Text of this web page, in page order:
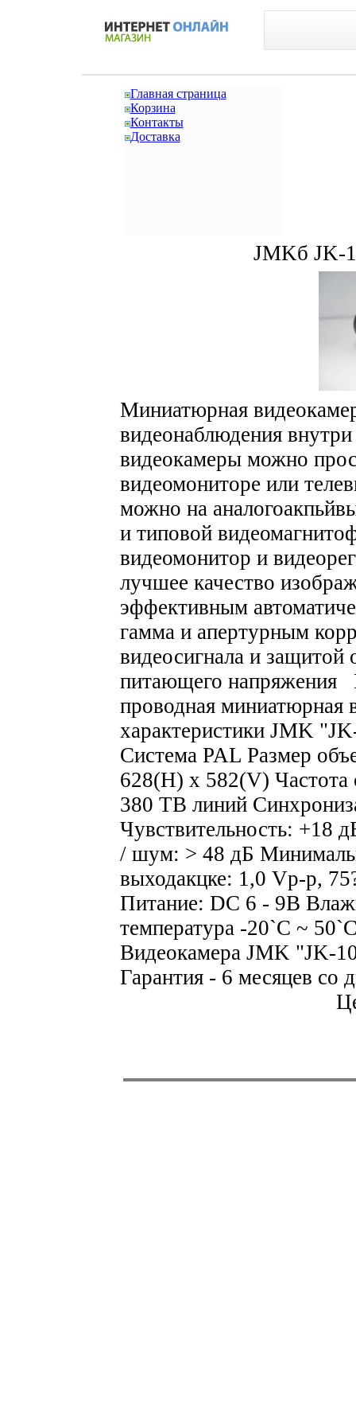
Главная страница
Корзина
Контакты
Доставка
JMKб JK-
Миниатюрная
видеонаблюдения
видеокамеры можно
видеомониторе или
можно на
и типовой
видеомонитор и
лучшее качество
эффективным
гамма и апертурным
видеосигнала и защитой
питающего
проводная
характеристики JMK
Система PAL Размер
628(H) x 582(V) Частота
380 ТВ линий
Чувствительность: +18
/ шум: > 48 дБ
выходакцке: 1,0 Vp-p,
Питание: DC 6 - 9В
температура -20`C ~
Видеокамера JMK "JK-
Гарантия - 6 месяцев